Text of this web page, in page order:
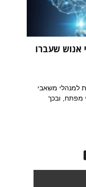
אנוש שעברו
למנהלי משאבי
עמוקה ב-3 תפקידי מפתח, ובכך